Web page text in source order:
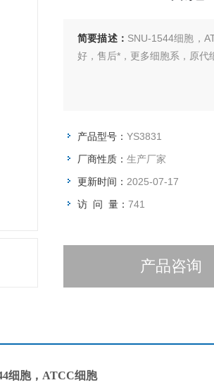
简要描述： SNU-1544细胞，
好，售后*，更多细胞系，原代
产品型号： YS3831
厂商性质： 生产厂家
更新时间： 2025-07-17
访 问 量： 741
产品咨询
细胞，ATCC细胞